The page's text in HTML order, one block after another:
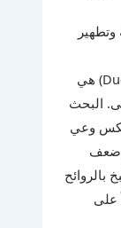
إذا كان الهود هو الواجهة، فإن المدخنة (Duct) هي
البحث
وعي
ضعف
بالروائح
على